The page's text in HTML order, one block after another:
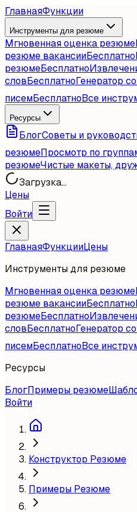
ГлавнаяФункции
Инструменты для резюме
Мгновенная оценка резюме
резюме вакансииБесплатно
резюмеБесплатно
словБесплатноГенератор
писемБесплатноВсе
Ресурсы
БлогСоветы и
резюмеПросмотр по
резюмеЧистые макеты,
Загрузка...
Цены
Войти
ГлавнаяФункцииЦены
Инструменты для резюме
Мгновенная оценка резюме
резюме вакансииБесплатно
резюмеБесплатно
словБесплатноГенератор
писемБесплатноВсе
Ресурсы
БлогПримеры резюме
Войти
Конструктор Резюме
Примеры Резюме